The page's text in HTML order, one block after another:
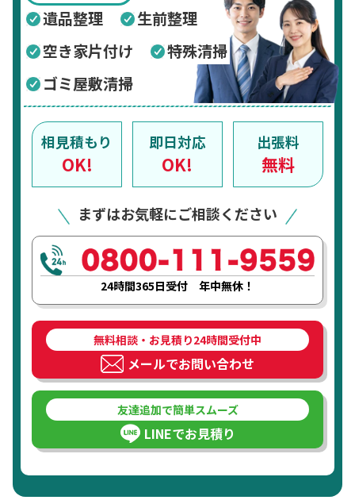
遺品整理
生前整理
空き家片付け
特殊清掃
ゴミ屋敷清掃
相見積もり
OK!
即日対応
OK!
出張料
無料
まずはお気軽にご相談ください
24時間365日受付 年中無休！
無料相談・お見積り24時間受付中
メールでお問い合わせ
友達追加で簡単スムーズ
LINEでお見積り